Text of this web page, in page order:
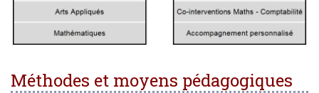
Méthodes et moyens pédagogiques